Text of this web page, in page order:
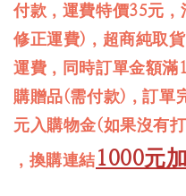
付款，運費特價35元
修正運費)，超商純取
運費，同時訂單金額
購贈品(需付款)，訂單
元入購物金(如果沒有
，換購連結1000元